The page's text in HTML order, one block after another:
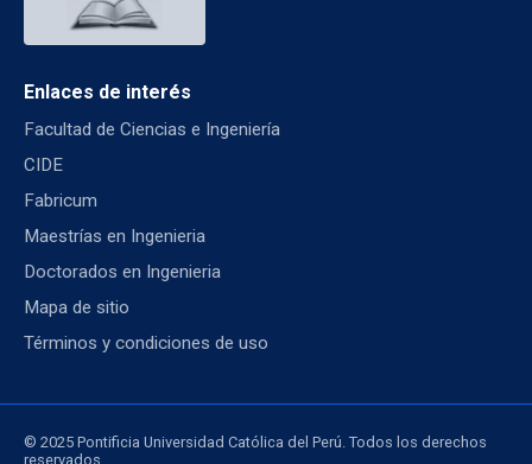
Enlaces de interés
Facultad de Ciencias e Ingeniería
CIDE
Fabricum
Maestrías en Ingenieria
Doctorados en Ingenieria
Mapa de sitio
Términos y condiciones de uso
© 2025 Pontificia Universidad Católica del Perú. Todos los derechos
reservados.